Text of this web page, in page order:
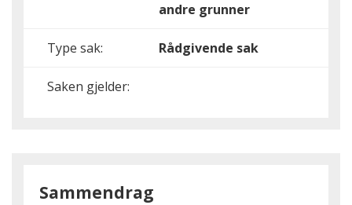
andre grunner
Type sak: Rådgivende sak
Saken gjelder:
Sammendrag